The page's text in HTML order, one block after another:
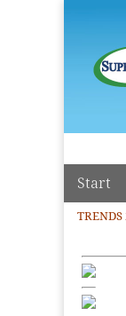
Main
Skip to
Start
TRENDS